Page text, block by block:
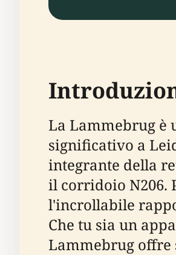
La Lammebrug è
significativo a
integrante della
il corridoio N206.
l'incrollabile
Che tu sia un
Lammebrug